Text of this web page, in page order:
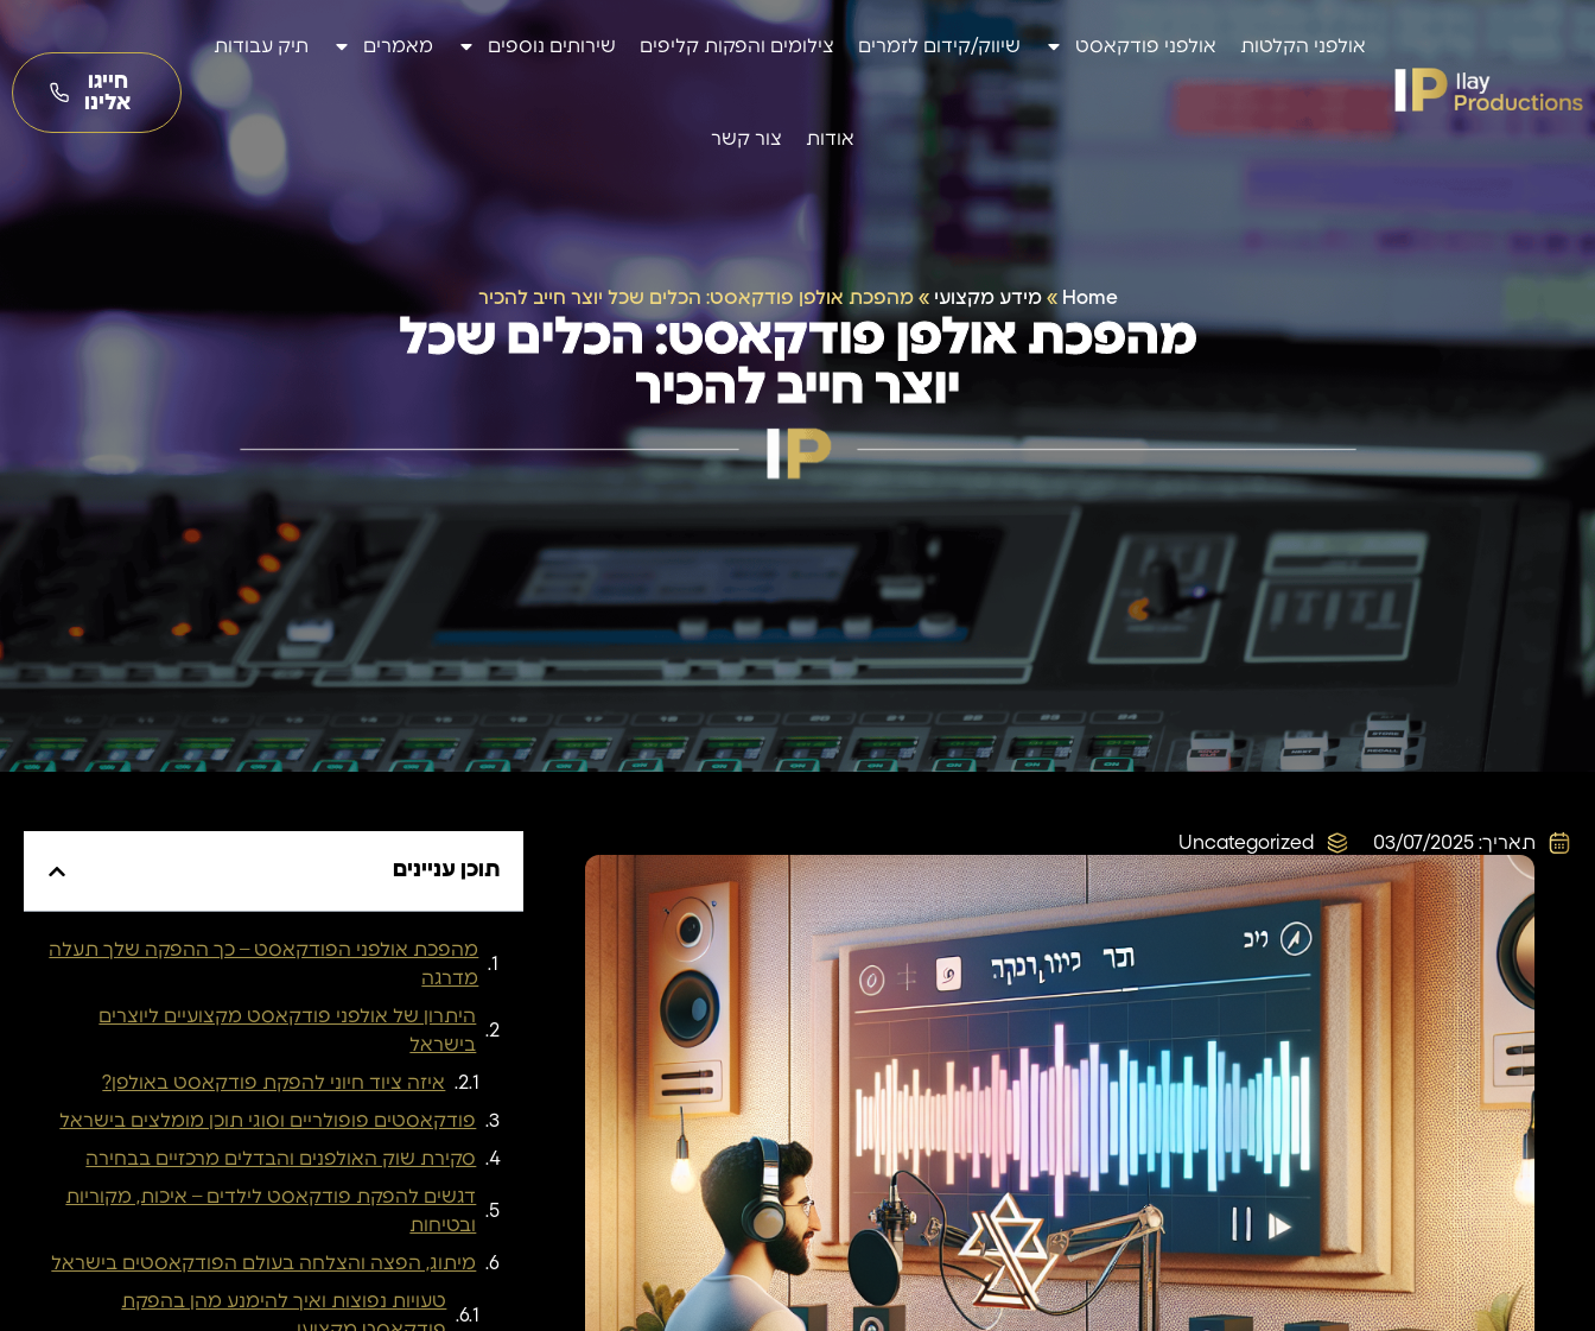
אולפני הקלטות אולפני פודקאסט שיווק/קידום לזמרים צילומים והפקות קליפים שירותים נוספים מאמרים תיק עבודות
אודות צור קשר
חייגו
אלינו
Home
»מידע מקצועי »מהפכת אולפן פודקאסט: הכלים שכל יוצר חייב להכיר
מהפכת אולפן פודקאסט: הכלים שכל
יוצר חייב להכיר
תאריך: 03/07/2025
Uncategorized
תוכן עניינים
מהפכת אולפני הפודקאסט – כך ההפקה שלך תעלה
מדרגה
היתרון של אולפני פודקאסט מקצועיים ליוצרים
בישראל
איזה ציוד חיוני להפקת פודקאסט באולפן?
פודקאסטים פופולריים וסוגי תוכן מומלצים בישראל
סקירת שוק האולפנים והבדלים מרכזיים בבחירה
דגשים להפקת פודקאסט לילדים – איכות, מקוריות
ובטיחות
מיתוג, הפצה והצלחה בעולם הפודקאסטים בישראל
טעויות נפוצות ואיך להימנע מהן בהפקת